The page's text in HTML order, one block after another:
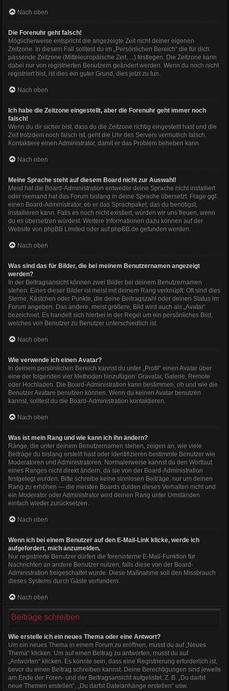
Nach oben
Die Forenuhr geht falsch!
Möglicherweise entspricht die angezeigte Zeit nicht deiner eigenen
Zeitzone. In diesem Fall solltest du im „Persönlichen Bereich“ die für dich
passende Zeitzone (Mitteleuropäische Zeit, ...) festlegen. Die Zeitzone kann
dabei nur von registrierten Benutzern geändert werden. Wenn du noch nicht
registriert bist, ist dies ein guter Grund, dies jetzt zu tun.
Nach oben
Ich habe die Zeitzone eingestellt, aber die Forenuhr geht immer noch
falsch!
Wenn du dir sicher bist, dass du die Zeitzone richtig eingestellt hast und die
Zeit trotzdem noch falsch ist, geht die Uhr des Servers vermutlich falsch.
Kontaktiere einen Administrator, damit er das Problem beheben kann.
Nach oben
Meine Sprache steht auf diesem Board nicht zur Auswahl!
Meist hat die Board-Administration entweder deine Sprache nicht installiert
oder niemand hat das Forum bislang in deine Sprache übersetzt. Frage ggf.
einen Board-Administrator, ob er das Sprachpaket, das du benötigst,
installieren kann. Falls es noch nicht existiert, würden wir uns freuen, wenn
du es übersetzen würdest. Weitere Informationen dazu können auf der
Website von phpBB Limited oder auf phpBB.de gefunden werden.
Nach oben
Was sind das für Bilder, die bei meinem Benutzernamen angezeigt
werden?
In der Beitragsansicht können zwei Bilder bei deinem Benutzernamen
stehen. Eines dieser Bilder ist meist mit deinem Rang verknüpft: Oft sind dies
Sterne, Kästchen oder Punkte, die deine Beitragszahl oder deinen Status im
Forum angeben. Das andere, meist größere, Bild wird auch als „Avatar“
bezeichnet. Es handelt sich hierbei in der Regel um ein persönliches Bild,
welches von Benutzer zu Benutzer unterschiedlich ist.
Nach oben
Wie verwende ich einen Avatar?
In deinem persönlichen Bereich kannst du unter „Profil“ einen Avatar über
eine der folgenden vier Methoden hinzufügen: Gravatar, Galerie, Remote
oder Hochladen. Die Board-Administration kann bestimmen, ob und wie die
Benutzer Avatare benutzen können. Wenn du keinen Avatar benutzen
kannst, solltest du die Board-Administration kontaktieren.
Nach oben
Was ist mein Rang und wie kann ich ihn ändern?
Ränge, die unter deinem Benutzernamen stehen, zeigen an, wie viele
Beiträge du bislang erstellt hast oder identifizieren bestimmte Benutzer wie
Moderatoren und Administratoren. Normalerweise kannst du den Wortlaut
eines Ranges nicht direkt ändern, da sie von der Board-Administration
festgelegt wurden. Bitte schreibe keine sinnlosen Beiträge, nur um deinen
Rang zu erhöhen — die meisten Boards dulden dieses Verhalten nicht und
ein Moderator oder Administrator wird deinen Rang unter Umständen
einfach wieder zurücksetzen.
Nach oben
Wenn ich bei einem Benutzer auf den E-Mail-Link klicke, werde ich
aufgefordert, mich anzumelden.
Nur registrierte Benutzer dürfen die foreninterne E-Mail-Funktion für
Nachrichten an andere Benutzer nutzen, falls diese von der Board-
Administration freigeschaltet wurde. Diese Maßnahme soll den Missbrauch
dieses Systems durch Gäste verhindern.
Nach oben
Beiträge schreiben
Wie erstelle ich ein neues Thema oder eine Antwort?
Um ein neues Thema in einem Forum zu eröffnen, musst du auf „Neues
Thema“ klicken. Um auf einen Beitrag zu antworten, musst du auf
„Antworten“ klicken. Es könnte sein, dass eine Registrierung erforderlich ist,
bevor du einen Beitrag schreiben kannst. Deine Berechtigungen sind jeweils
am Ende der Foren- und der Beitragsansicht aufgelistet. Z. B. „Du darfst
neue Themen erstellen“, „Du darfst Dateianhänge erstellen“ usw.